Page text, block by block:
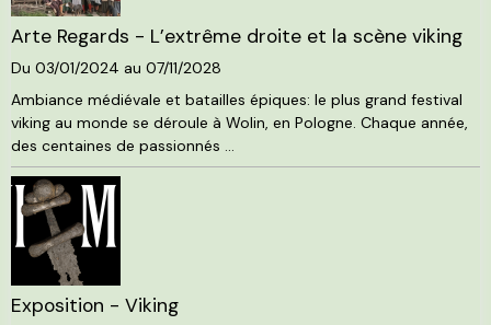
Arte Regards - L’extrême droite et la scène viking
Du 03/01/2024 au 07/11/2028
Ambiance médiévale et batailles épiques: le plus grand festival
viking au monde se déroule à Wolin, en Pologne. Chaque année,
des centaines de passionnés ...
Exposition - Viking